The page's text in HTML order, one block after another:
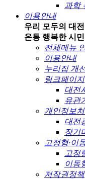
과학
이용안내
우리 모두의 대전
온통 행복한 시민
전체메뉴
이용안내
누리집 개
링크페이지
대전
유관
개인정보
대전
장기
고정형·이
고정
이동
저작권정책